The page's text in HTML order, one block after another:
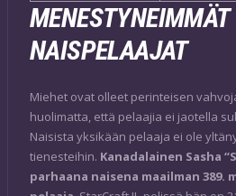
MENESTYNEIMMÄT
NAISPELAAJAT
Miehet ovat olleet perinteisen
huolimatta, että pelaajia ei jaotella
Naisista yksikään pelaaja ei ole
tienesteihin. Kanadalainen Sasha
parhaana naisena maailman 389.